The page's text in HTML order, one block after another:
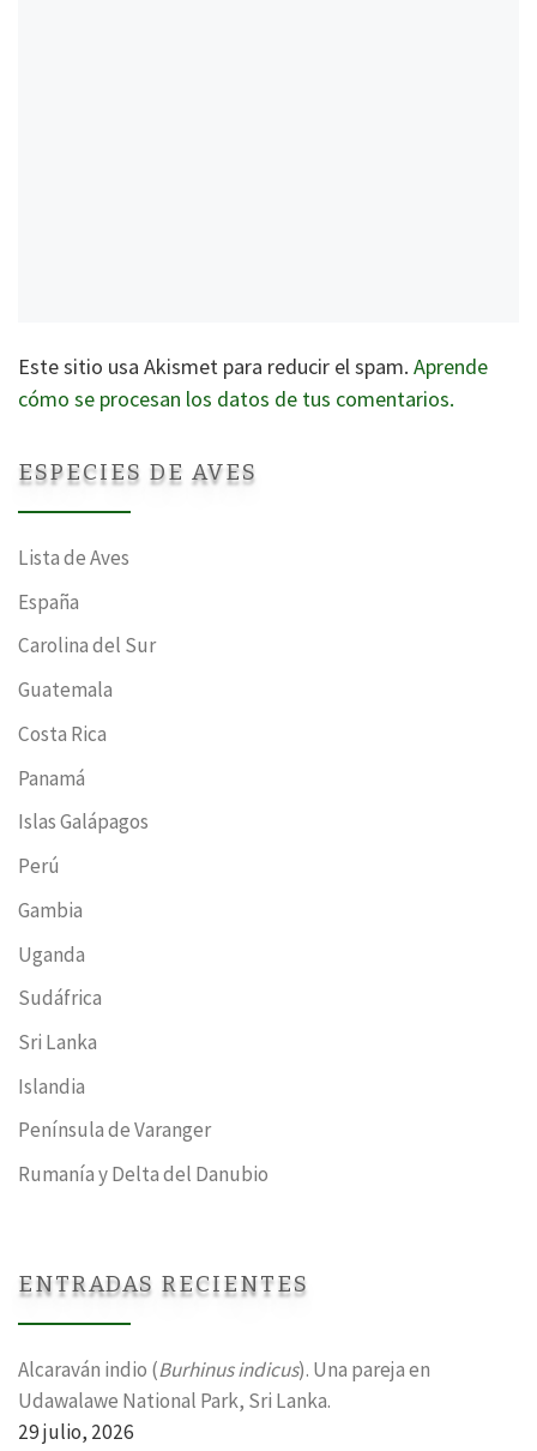
Este sitio usa Akismet para reducir el spam. Aprende
cómo se procesan los datos de tus comentarios.
ESPECIES DE AVES
Lista de Aves
España
Carolina del Sur
Guatemala
Costa Rica
Panamá
Islas Galápagos
Perú
Gambia
Uganda
Sudáfrica
Sri Lanka
Islandia
Península de Varanger
Rumanía y Delta del Danubio
ENTRADAS RECIENTES
Alcaraván indio (Burhinus indicus). Una pareja en
Udawalawe National Park, Sri Lanka.
29 julio, 2026